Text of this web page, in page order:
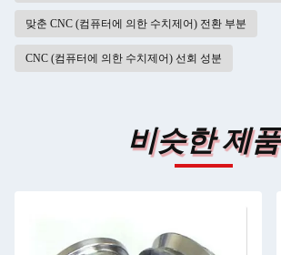
맞춘 CNC (컴퓨터에 의한 수치제어) 전환 부분
CNC (컴퓨터에 의한 수치제어) 선회 성분
비슷한 제품